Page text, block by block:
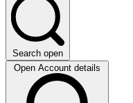
Search open
Open Account details